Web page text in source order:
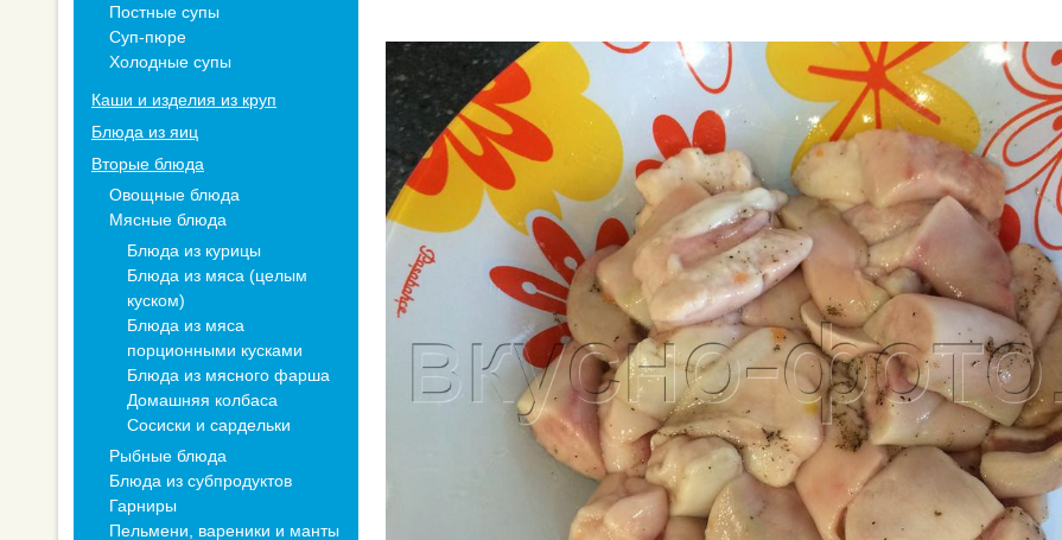
Постные супы
Суп-пюре
Холодные супы
Каши и изделия из круп
Блюда из яиц
Вторые блюда
Овощные блюда
Мясные блюда
Блюда из курицы
Блюда из мяса (целым
куском)
Блюда из мяса
порционными кусками
Блюда из мясного фарша
Домашняя колбаса
Сосиски и сардельки
Рыбные блюда
Блюда из субпродуктов
Гарниры
Пельмени, вареники и манты